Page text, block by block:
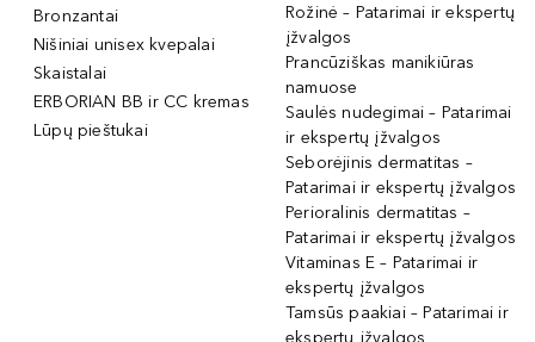
Bronzantai
Nišiniai unisex kvepalai
Skaistalai
ERBORIAN BB ir CC kremas
Lūpų pieštukai
Rožinė – Patarimai ir ekspertų
įžvalgos
Prancūziškas manikiūras
namuose
Saulės nudegimai – Patarimai
ir ekspertų įžvalgos
Seborėjinis dermatitas –
Patarimai ir ekspertų įžvalgos
Perioralinis dermatitas –
Patarimai ir ekspertų įžvalgos
Vitaminas E – Patarimai ir
ekspertų įžvalgos
Tamsūs paakiai – Patarimai ir
ekspertų įžvalgos